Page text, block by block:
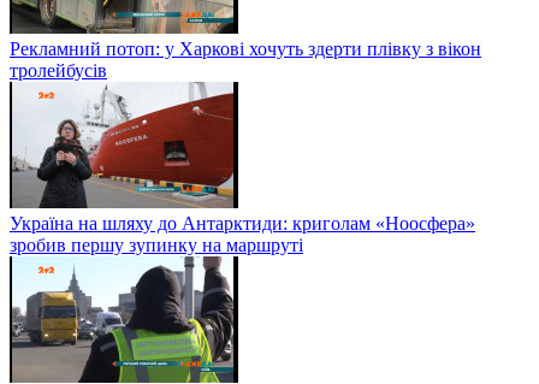
Рекламний потоп: у Харкові хочуть здерти плівку з вікон
тролейбусів
Україна на шляху до Антарктиди: криголам «Ноосфера»
зробив першу зупинку на маршруті